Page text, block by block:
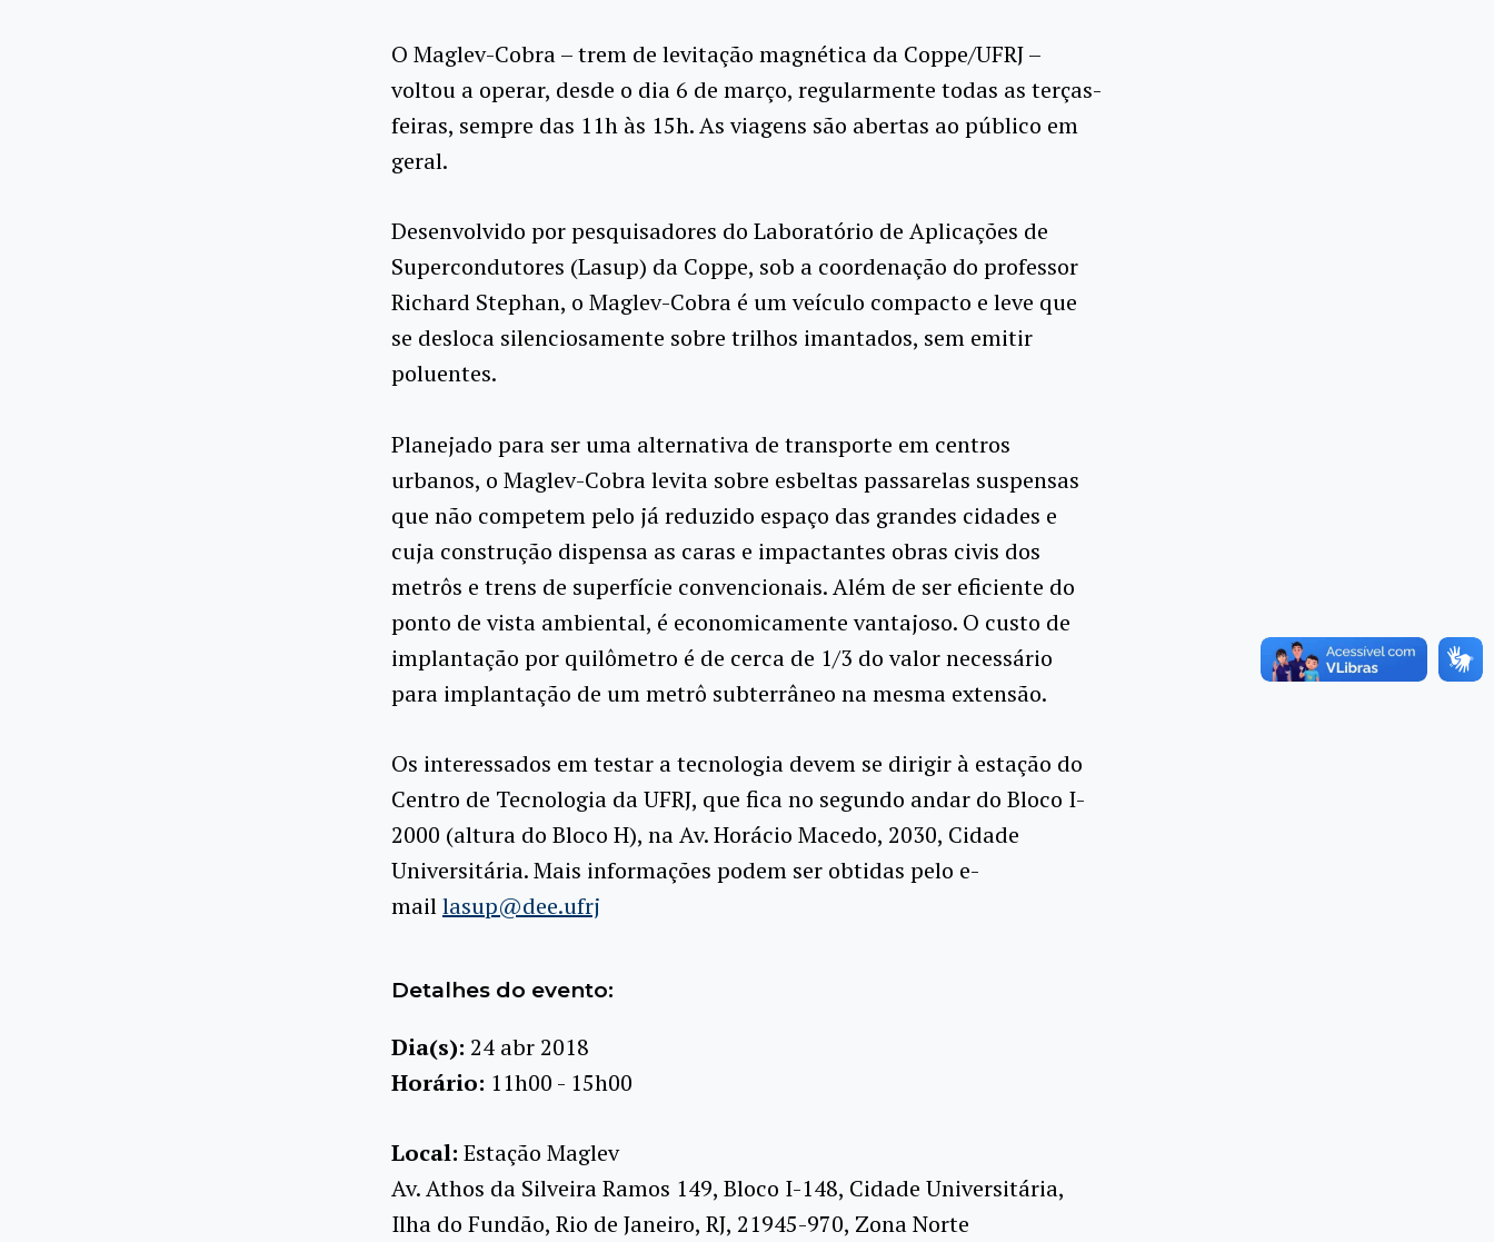
O Maglev-Cobra – trem de levitação magnética da Coppe/UFRJ –
voltou a operar, desde o dia 6 de março, regularmente todas as terças-
feiras, sempre das 11h às 15h. As viagens são abertas ao público em
geral.
Desenvolvido por pesquisadores do Laboratório de Aplicações de
Supercondutores (Lasup) da Coppe, sob a coordenação do professor
Richard Stephan, o Maglev-Cobra é um veículo compacto e leve que
se desloca silenciosamente sobre trilhos imantados, sem emitir
poluentes.
Planejado para ser uma alternativa de transporte em centros
urbanos, o Maglev-Cobra levita sobre esbeltas passarelas suspensas
que não competem pelo já reduzido espaço das grandes cidades e
cuja construção dispensa as caras e impactantes obras civis dos
metrôs e trens de superfície convencionais. Além de ser eficiente do
ponto de vista ambiental, é economicamente vantajoso. O custo de
implantação por quilômetro é de cerca de 1/3 do valor necessário
para implantação de um metrô subterrâneo na mesma extensão.
Os interessados em testar a tecnologia devem se dirigir à estação do
Centro de Tecnologia da UFRJ, que fica no segundo andar do Bloco I-
2000 (altura do Bloco H), na Av. Horácio Macedo, 2030, Cidade
Universitária. Mais informações podem ser obtidas pelo e-
maillasup@dee.ufrj
Detalhes do evento:
Dia(s): 24 abr 2018
Horário: 11h00 - 15h00
Local: Estação Maglev
Av. Athos da Silveira Ramos 149, Bloco I-148, Cidade Universitária,
Ilha do Fundão, Rio de Janeiro, RJ, 21945-970, Zona Norte